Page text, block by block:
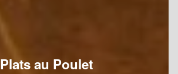
Plats au Poulet